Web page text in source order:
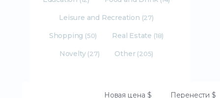
Leisure and Recreation (27)
Shopping (50) Real Estate (18)
Novelty (27) Other (205)
Новая цена $ Перенести $